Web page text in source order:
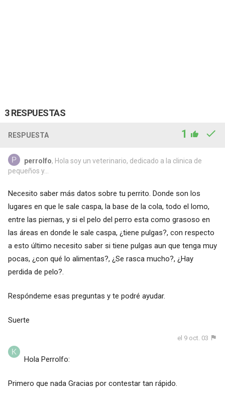
3 RESPUESTAS
RESPUESTA 1
perrolfo, Hola soy un veterinario, dedicado a la clinica de
pequeños y...
Necesito saber más datos sobre tu perrito. Donde son los
lugares en que le sale caspa, la base de la cola, todo el lomo,
entre las piernas, y si el pelo del perro esta como grasoso en
las áreas en donde le sale caspa, ¿tiene pulgas?, con respecto
a esto último necesito saber si tiene pulgas aun que tenga muy
pocas, ¿con qué lo alimentas?, ¿Se rasca mucho?, ¿Hay
perdida de pelo?.
Respóndeme esas preguntas y te podré ayudar.
Suerte
el 9 oct. 03
Hola Perrolfo:
Primero que nada Gracias por contestar tan rápido.